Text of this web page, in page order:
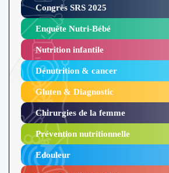
Congrès SRS 2025 ​
Enquête Nutri-Bébé ​
Nutrition infantile
Dénutrition & cancer
Gluten & Diagnostic
Chirurgies de la femme
Prévention nutritionnelle
Edouleur​